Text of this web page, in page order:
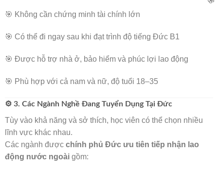
🎯 Không cần chứng minh tài chính lớn
🎯 Có thể đi ngay sau khi đạt trình độ tiếng Đức B1
🎯 Được hỗ trợ nhà ở, bảo hiểm và phúc lợi lao động
🎯 Phù hợp với cả nam và nữ, độ tuổi 18–35
⚙️ 3. Các Ngành Nghề Đang Tuyển Dụng Tại Đức
Tùy vào khả năng và sở thích, học viên có thể chọn nhiều
lĩnh vực khác nhau.
Các ngành được chính phủ Đức ưu tiên tiếp nhận lao
động nước ngoài gồm: